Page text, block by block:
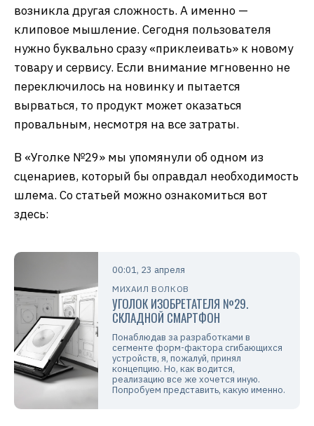
возникла другая сложность. А именно —
клиповое мышление. Сегодня пользователя
нужно буквально сразу «приклеивать» к новому
товару и сервису. Если внимание мгновенно не
переключилось на новинку и пытается
вырваться, то продукт может оказаться
провальным, несмотря на все затраты.
В «Уголке №29» мы упомянули об одном из
сценариев, который бы оправдал необходимость
шлема. Со статьей можно ознакомиться вот
здесь:
00:01, 23 апреля
МИХАИЛ ВОЛКОВ
УГОЛОК ИЗОБРЕТАТЕЛЯ №29.
СКЛАДНОЙ СМАРТФОН
Понаблюдав за разработками в
сегменте форм-фактора сгибающихся
устройств, я, пожалуй, принял
концепцию. Но, как водится,
реализацию все же хочется иную.
Попробуем представить, какую именно.